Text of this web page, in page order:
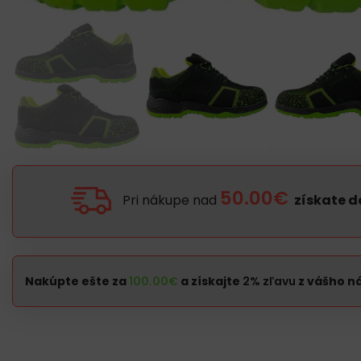
Pri nákupe nad 50.00€ získate
Nakúpte ešte za 100.00€ a získajte 2% zľavu z vášho